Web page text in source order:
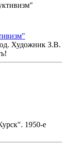
Художник З.В.
1950-е